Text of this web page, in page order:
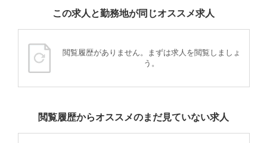
この求人と勤務地が同じオススメ求人
閲覧履歴がありません。まずは求人を閲覧しましょ
う。
閲覧履歴からオススメのまだ見ていない求人